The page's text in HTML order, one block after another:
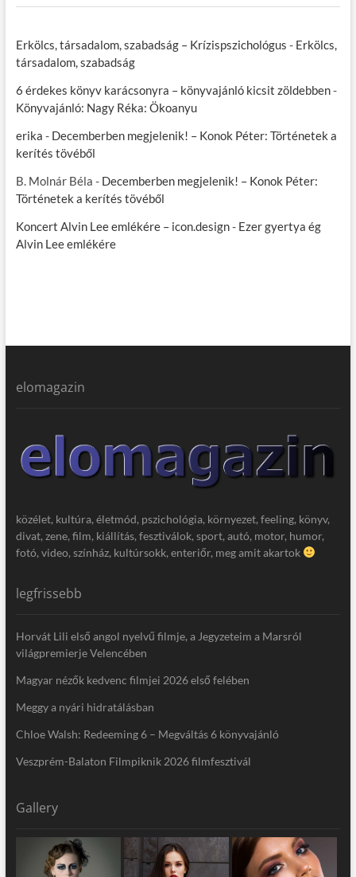
Erkölcs, társadalom, szabadság – Krízispszichológus - Erkölcs,
társadalom, szabadság
6 érdekes könyv karácsonyra – könyvajánló kicsit zöldebben-
Könyvajánló: Nagy Réka: Ökoanyu
erika - Decemberben megjelenik! – Konok Péter: Történetek a
kerítés tövéből
B. Molnár Béla - Decemberben megjelenik! – Konok Péter:
Történetek a kerítés tövéből
Koncert Alvin Lee emlékére – icon.design- Ezer gyertya ég
Alvin Lee emlékére
elomagazin
közélet, kultúra, életmód, pszichológia, környezet, feeling, könyv,
divat, zene, film, kiállítás, fesztiválok, sport, autó, motor, humor,
fotó, video, színház, kultúrsokk, enteriőr, meg amit akartok
legfrissebb
Horvát Lili első angol nyelvű filmje, a Jegyzeteim a Marsról
világpremierje Velencében
Magyar nézők kedvenc filmjei 2026 első felében
Meggy a nyári hidratálásban
Chloe Walsh: Redeeming 6 – Megváltás 6 könyvajánló
Veszprém-Balaton Filmpiknik 2026 filmfesztivál
Gallery